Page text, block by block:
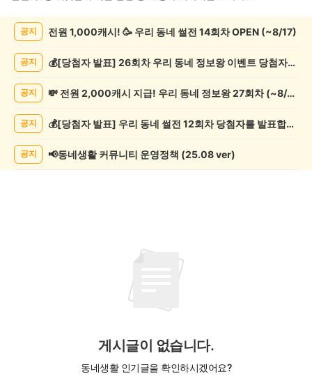
교/
글
공지 전원 1,000캐시! 🥳 우리 동네 썰전 14회차 OPEN (~8/17)
공지 💰[당첨자 발표] 26회차 우리 동네 정보왕 이벤트 당첨자를 발표합니다!
공지 💸 전원 2,000캐시 지급! 우리 동네 정보왕 27회차 (~8/10)
공지 💰[당첨자 발표] 우리 동네 썰전 12회차 당첨자를 발표합니다!
공지 📢동네생활 커뮤니티 운영정책 (25.08 ver)
게시글이 없습니다.
동네생활 인기글을 확인하시겠어요?